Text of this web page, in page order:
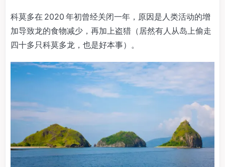
科莫多在 2020 年初曾经关闭一年，原因是人类活动的增
加导致龙的食物减少，再加上盗猎（居然有人从岛上偷走
四十多只科莫多龙，也是好本事）。